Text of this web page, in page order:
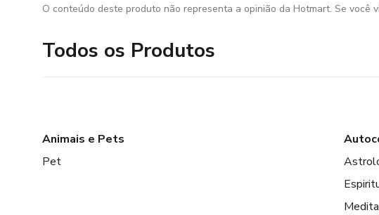
O conteúdo deste produto não representa a opinião da Hotmart. Se você
Todos os Produtos
Animais e Pets
Pet